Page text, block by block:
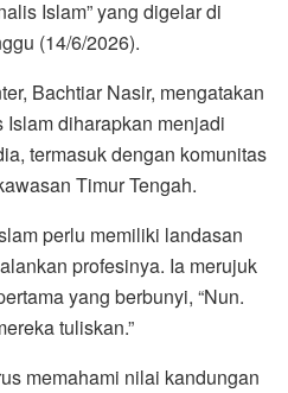
Islam” yang digelar di
(14/6/2026).
Bachtiar Nasir, mengatakan
diharapkan menjadi
termasuk dengan komunitas
Timur Tengah.
perlu memiliki landasan
profesinya. Ia merujuk
yang berbunyi, “Nun.
tuliskan.”
memahami nilai kandungan